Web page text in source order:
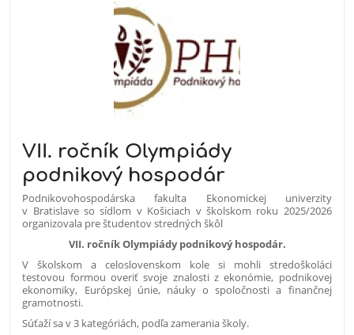
VII. ročník Olympiády
podnikový hospodár
Podnikovohospodárska fakulta Ekonomickej univerzity
v Bratislave so sídlom v Košiciach v školskom roku 2025/2026
organizovala pre študentov stredných škôl
VII. ročník Olympiády podnikový hospodár.
V školskom a celoslovenskom kole si mohli stredoškoláci
testovou formou overiť svoje znalosti z ekonómie, podnikovej
ekonomiky, Európskej únie, náuky o spoločnosti a finančnej
gramotnosti.
Súťaží sa v 3 kategóriách, podľa zamerania školy.